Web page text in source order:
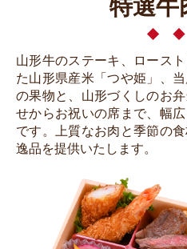
特選牛
山形牛のステーキ、ロース
た山形県産米「つや姫」、
の果物と、山形づくしのお
せからお祝いの席まで、幅
です。上質なお肉と季節の
逸品を提供いたします。